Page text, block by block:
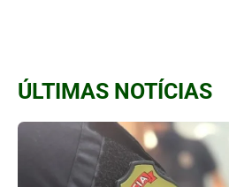
ÚLTIMAS NOTÍCIAS